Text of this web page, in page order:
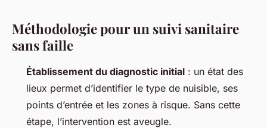
Méthodologie pour un suivi sanitaire
sans faille
Établissement du diagnostic initial : un état des
lieux permet d’identifier le type de nuisible, ses
points d’entrée et les zones à risque. Sans cette
étape, l’intervention est aveugle.